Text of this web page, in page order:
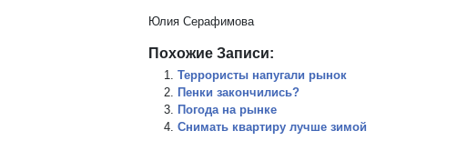
Юлия Серафимова
Похожие Записи:
Террористы напугали рынок
Пенки закончились?
Погода на рынке
Снимать квартиру лучше зимой